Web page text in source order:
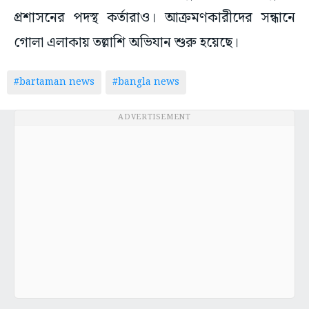
প্রশাসনের পদস্থ কর্তারাও। আক্রমণকারীদের সন্ধানে
গোলা এলাকায় তল্লাশি অভিযান শুরু হয়েছে।
#bartaman news #bangla news
ADVERTISEMENT